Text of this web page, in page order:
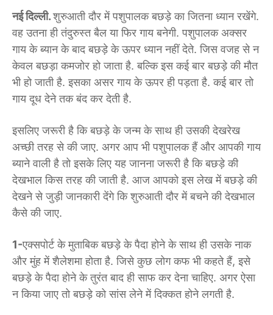
नई दिल्ली.शुरुआती दौर में पशुपालक बछड़े का जितना ध्यान रखेंगे.
वह उतना ही तंदुरुस्त बैल या फिर गाय बनेगी. पशुपालक अक्सर
गाय के ब्यान के बाद बछड़े के ऊपर ध्यान नहीं देते. जिस वजह से न
केवल बछड़ा कमजोर हो जाता है. बल्कि इस कई बार बछड़े की मौत
भी हो जाती है. इसका असर गाय के ऊपर ही पड़ता है. कई बार तो
गाय दूध देने तक बंद कर देती है.
इसलिए जरूरी है कि बछड़े के जन्म के साथ ही उसकी देखरेख
अच्छी तरह से की जाए. अगर आप भी पशुपालक हैं और आपकी गाय
ब्याने वाली है तो इसके लिए यह जानना जरूरी है कि बछड़े की
देखभाल किस तरह की जाती है. आज आपको इस लेख में बछड़े की
देखने से जुड़ी जानकारी देंगे कि शुरुआती दौर में बचने की देखभाल
कैसे की जाए.
1-एक्सपोर्ट के मुताबिक बछड़े के पैदा होने के साथ ही उसके नाक
और मुंह में शैलेशमा होता है. जिसे कुछ लोग कफ भी कहते हैं, इसे
बछड़े के पैदा होने के तुरंत बाद ही साफ कर देना चाहिए. अगर ऐसा
न किया जाए तो बछड़े को सांस लेने में दिक्कत होने लगती है.